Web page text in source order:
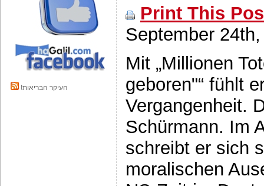
!העיקר הבריאות
Print This
September
Mit „Millionen
geboren"“ fühlt
Vergangenheit.
Schürmann. Im
schreibt er sich
moralischen